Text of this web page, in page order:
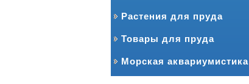
Растения для пруда
Товары для пруда
Морская аквариумистика